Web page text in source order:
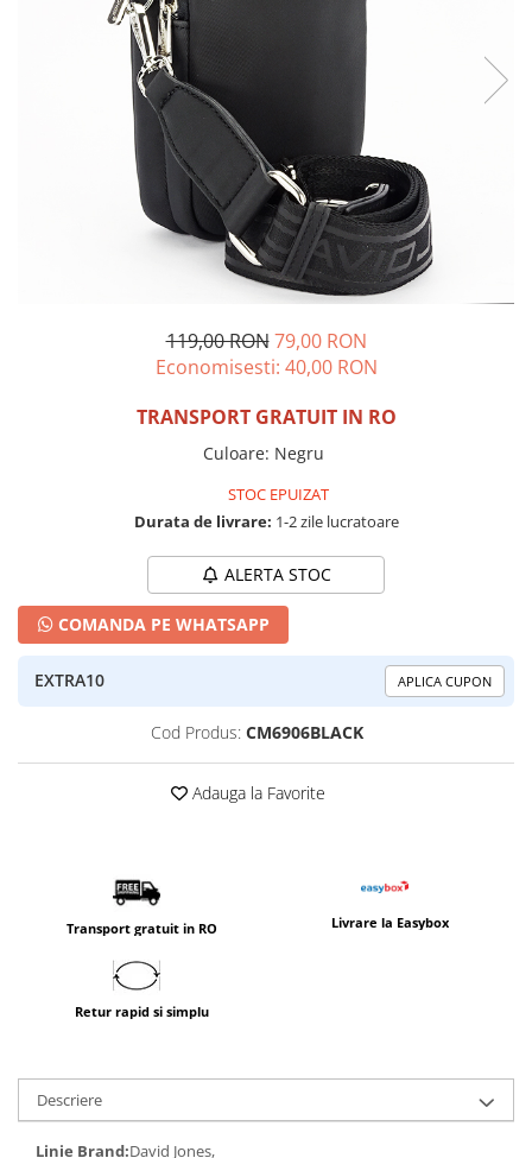
Incaltamine primavara-vara piele
Camasi si topuri
Blugi si pantaloni
Pulovere si cardigane
Incaltaminte toamna-iarna piele
119,00 RON 79,00 RON
Economisesti: 40,00 RON
TRANSPORT GRATUIT IN RO
Culoare: Negru
STOC EPUIZAT
Durata de livrare: 1-2 zile lucratoare
ALERTA STOC
COMANDA PE WHATSAPP
EXTRA10 APLICA CUPON
Cod Produs: CM6906BLACK
Adauga la Favorite
Transport gratuit in RO Livrare la Easybox
Retur rapid si simplu
Descriere
Linie Brand:David Jones,